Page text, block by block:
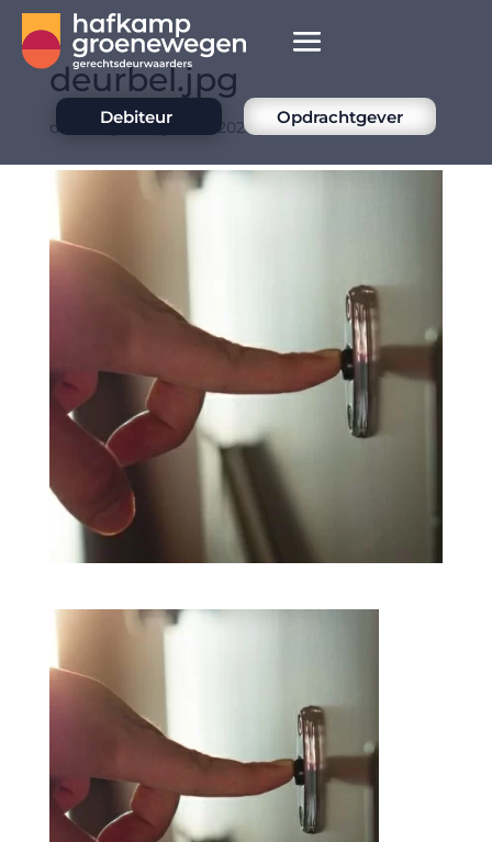
Debiteur Opdrachtgever
deurbel.jpg
door Mcjovin|jan 26, 2025 |0 Reacties